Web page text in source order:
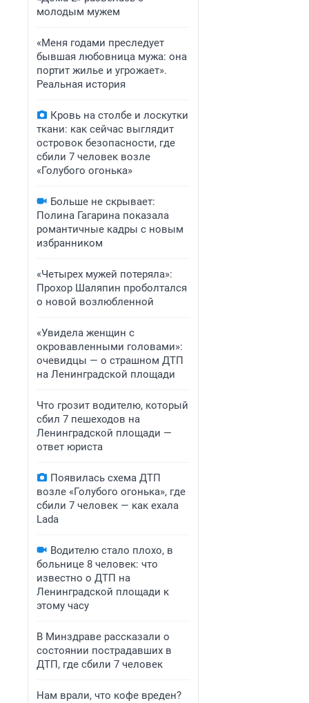
молодым мужем
«Меня годами преследует
бывшая любовница мужа: она
портит жилье и угрожает».
Реальная история
Кровь на столбе и лоскутки
ткани: как сейчас выглядит
островок безопасности, где
сбили 7 человек возле
«Голубого огонька»
Больше не скрывает:
Полина Гагарина показала
романтичные кадры с новым
избранником
«Четырех мужей потеряла»:
Прохор Шаляпин проболтался
о новой возлюбленной
«Увидела женщин с
окровавленными головами»:
очевидцы — о страшном ДТП
на Ленинградской площади
Что грозит водителю, который
сбил 7 пешеходов на
Ленинградской площади —
ответ юриста
Появилась схема ДТП
возле «Голубого огонька», где
сбили 7 человек — как ехала
Lada
Водителю стало плохо, в
больнице 8 человек: что
известно о ДТП на
Ленинградской площади к
этому часу
В Минздраве рассказали о
состоянии пострадавших в
ДТП, где сбили 7 человек
Нам врали, что кофе вреден?